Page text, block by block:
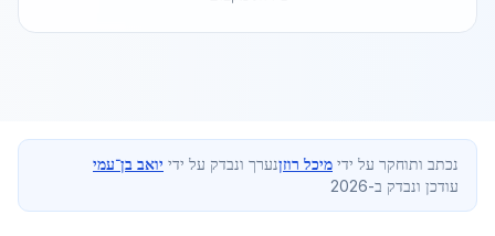
נכתב ותוחקר על ידי מיכל רוזןנערך ונבדק על ידי יואב בן־עמי
עודכן ונבדק ב-2026